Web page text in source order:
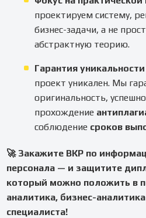
проектируем систему,
бизнес-задачи, а не
абстрактную теорию.
Гарантия
проект уникален. Мы
оригинальность,
прохождение
соблюдение сроков
🚀 Закажите ВКР по
персонала — и защитите
который можно положить в
аналитика, бизнес-
специалиста!